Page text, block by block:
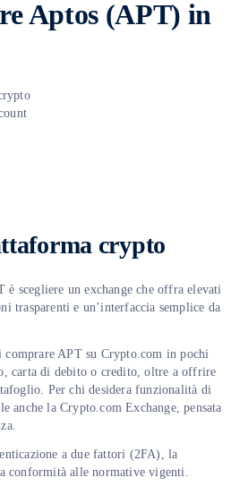
Aptos (APT) in
crypto
è scegliere un exchange che offra elevati
trasparenti e un’interfaccia semplice da
comprare APT su Crypto.com in pochi
carta di debito o credito, oltre a offrire
Per chi desidera funzionalità di
anche la Crypto.com Exchange, pensata
a due fattori (2FA), la
conformità alle normative vigenti.